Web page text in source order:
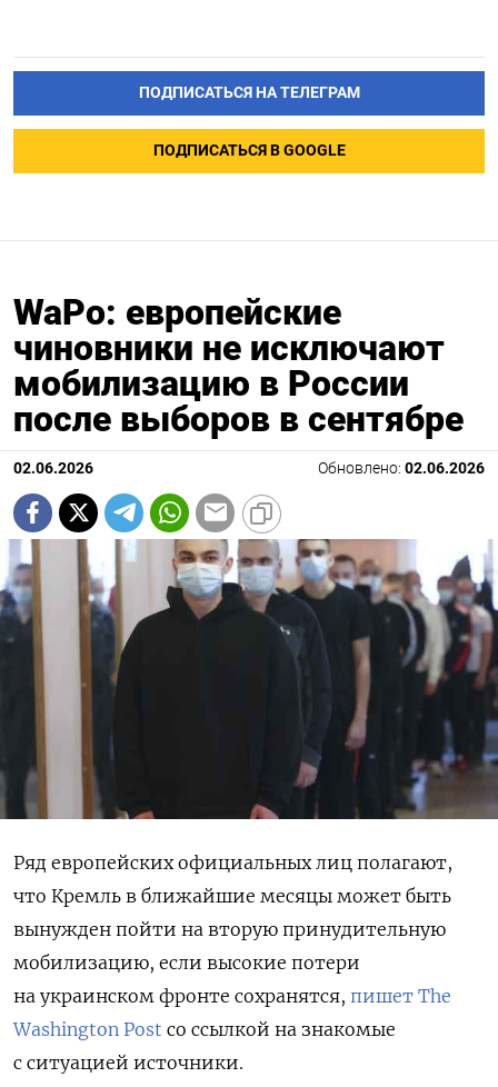
ПОДПИСАТЬСЯ НА ТЕЛЕГРАМ
ПОДПИСАТЬСЯ В GOOGLE
WaPo: европейские
чиновники не исключают
мобилизацию в России
после выборов в сентябре
02.06.2026 Обновлено: 02.06.2026
Ряд европейских официальных лиц полагают,
что Кремль в ближайшие месяцы может быть
вынужден пойти на вторую принудительную
мобилизацию, если высокие потери
на украинском фронте сохранятся, пишет The
Washington Post со ссылкой на знакомые
с ситуацией источники.